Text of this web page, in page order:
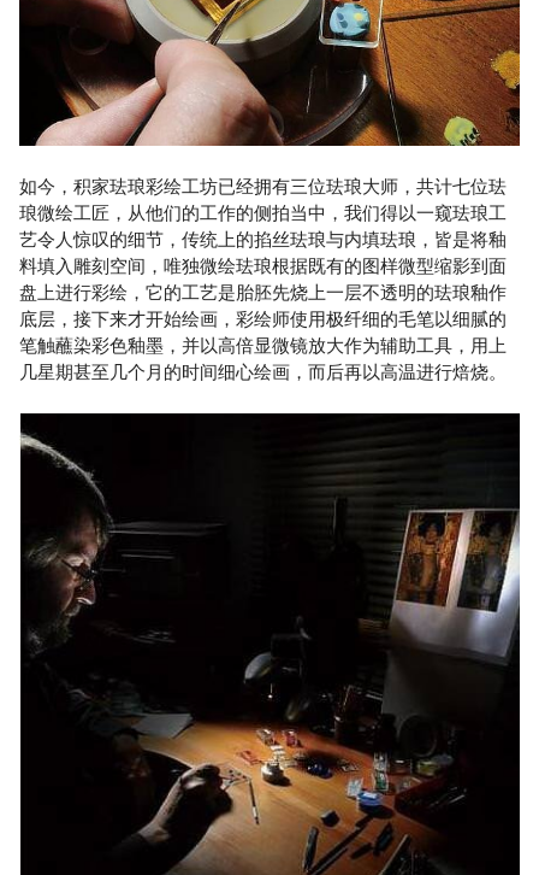
如今，积家珐琅彩绘工坊已经拥有三位珐琅大师，共计七位珐
琅微绘工匠，从他们的工作的侧拍当中，我们得以一窥珐琅工
艺令人惊叹的细节，传统上的掐丝珐琅与内填珐琅，皆是将釉
料填入雕刻空间，唯独微绘珐琅根据既有的图样微型缩影到面
盘上进行彩绘，它的工艺是胎胚先烧上一层不透明的珐琅釉作
底层，接下来才开始绘画，彩绘师使用极纤细的毛笔以细腻的
笔触蘸染彩色釉墨，并以高倍显微镜放大作为辅助工具，用上
几星期甚至几个月的时间细心绘画，而后再以高温进行焙烧。